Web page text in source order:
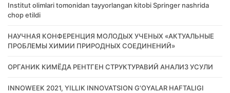
Institut olimlari tomonidan tayyorlangan kitobi Springer nashrida
chop etildi
НАУЧНАЯ КОНФЕРЕНЦИЯ МОЛОДЫХ УЧЕНЫХ «АКТУАЛЬНЫЕ
ПРОБЛЕМЫ ХИМИИ ПРИРОДНЫХ СОЕДИНЕНИЙ»
ОРГАНИК КИМЁДА РЕНТГЕН СТРУКТУРАВИЙ АНАЛИЗ УСУЛИ
INNOWEEK 2021, YILLIK INNOVATSION G'OYALAR HAFTALIGI